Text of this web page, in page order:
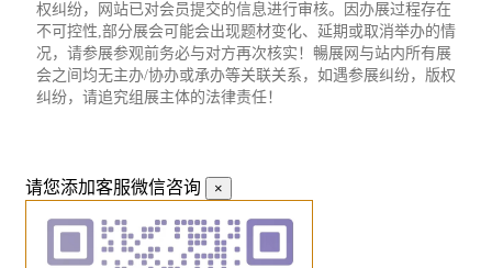
权纠纷，网站已对会员提交的信息进行审核。因办展过程存在
不可控性,部分展会可能会出现题材变化、延期或取消举办的情
况，请参展参观前务必与对方再次核实！暢展网与站内所有展
会之间均无主办/协办或承办等关联关系，如遇参展纠纷，版权
纠纷，请追究组展主体的法律责任！
请您添加客服微信咨询 ×